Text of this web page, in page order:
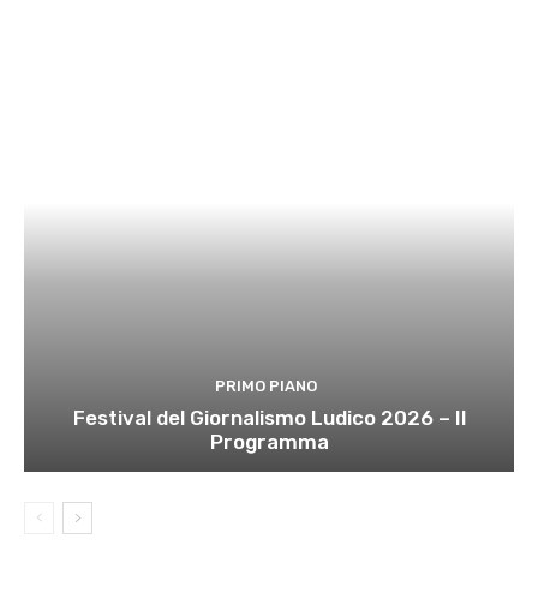
PRIMO PIANO
Festival del Giornalismo Ludico 2026 – Il
Programma